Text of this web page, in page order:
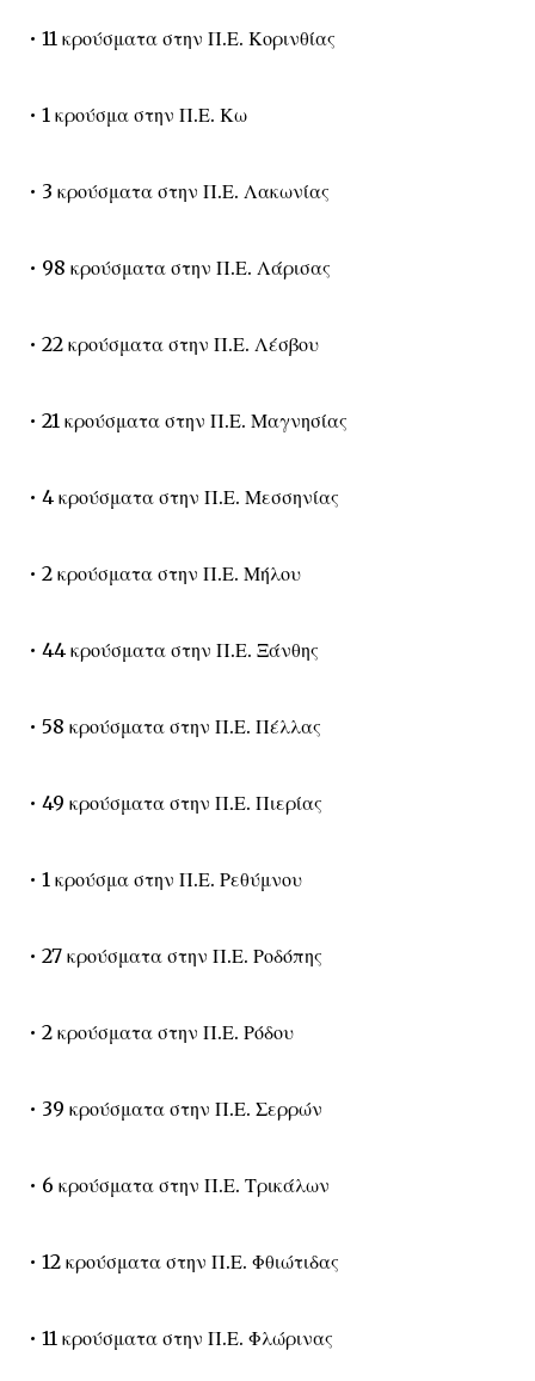
• 11 κρούσματα στην Π.Ε. Κορινθίας
• 1 κρούσμα στην Π.Ε. Κω
• 3 κρούσματα στην Π.Ε. Λακωνίας
• 98 κρούσματα στην Π.Ε. Λάρισας
• 22 κρούσματα στην Π.Ε. Λέσβου
• 21 κρούσματα στην Π.Ε. Μαγνησίας
• 4 κρούσματα στην Π.Ε. Μεσσηνίας
• 2 κρούσματα στην Π.Ε. Μήλου
• 44 κρούσματα στην Π.Ε. Ξάνθης
• 58 κρούσματα στην Π.Ε. Πέλλας
• 49 κρούσματα στην Π.Ε. Πιερίας
• 1 κρούσμα στην Π.Ε. Ρεθύμνου
• 27 κρούσματα στην Π.Ε. Ροδόπης
• 2 κρούσματα στην Π.Ε. Ρόδου
• 39 κρούσματα στην Π.Ε. Σερρών
• 6 κρούσματα στην Π.Ε. Τρικάλων
• 12 κρούσματα στην Π.Ε. Φθιώτιδας
• 11 κρούσματα στην Π.Ε. Φλώρινας